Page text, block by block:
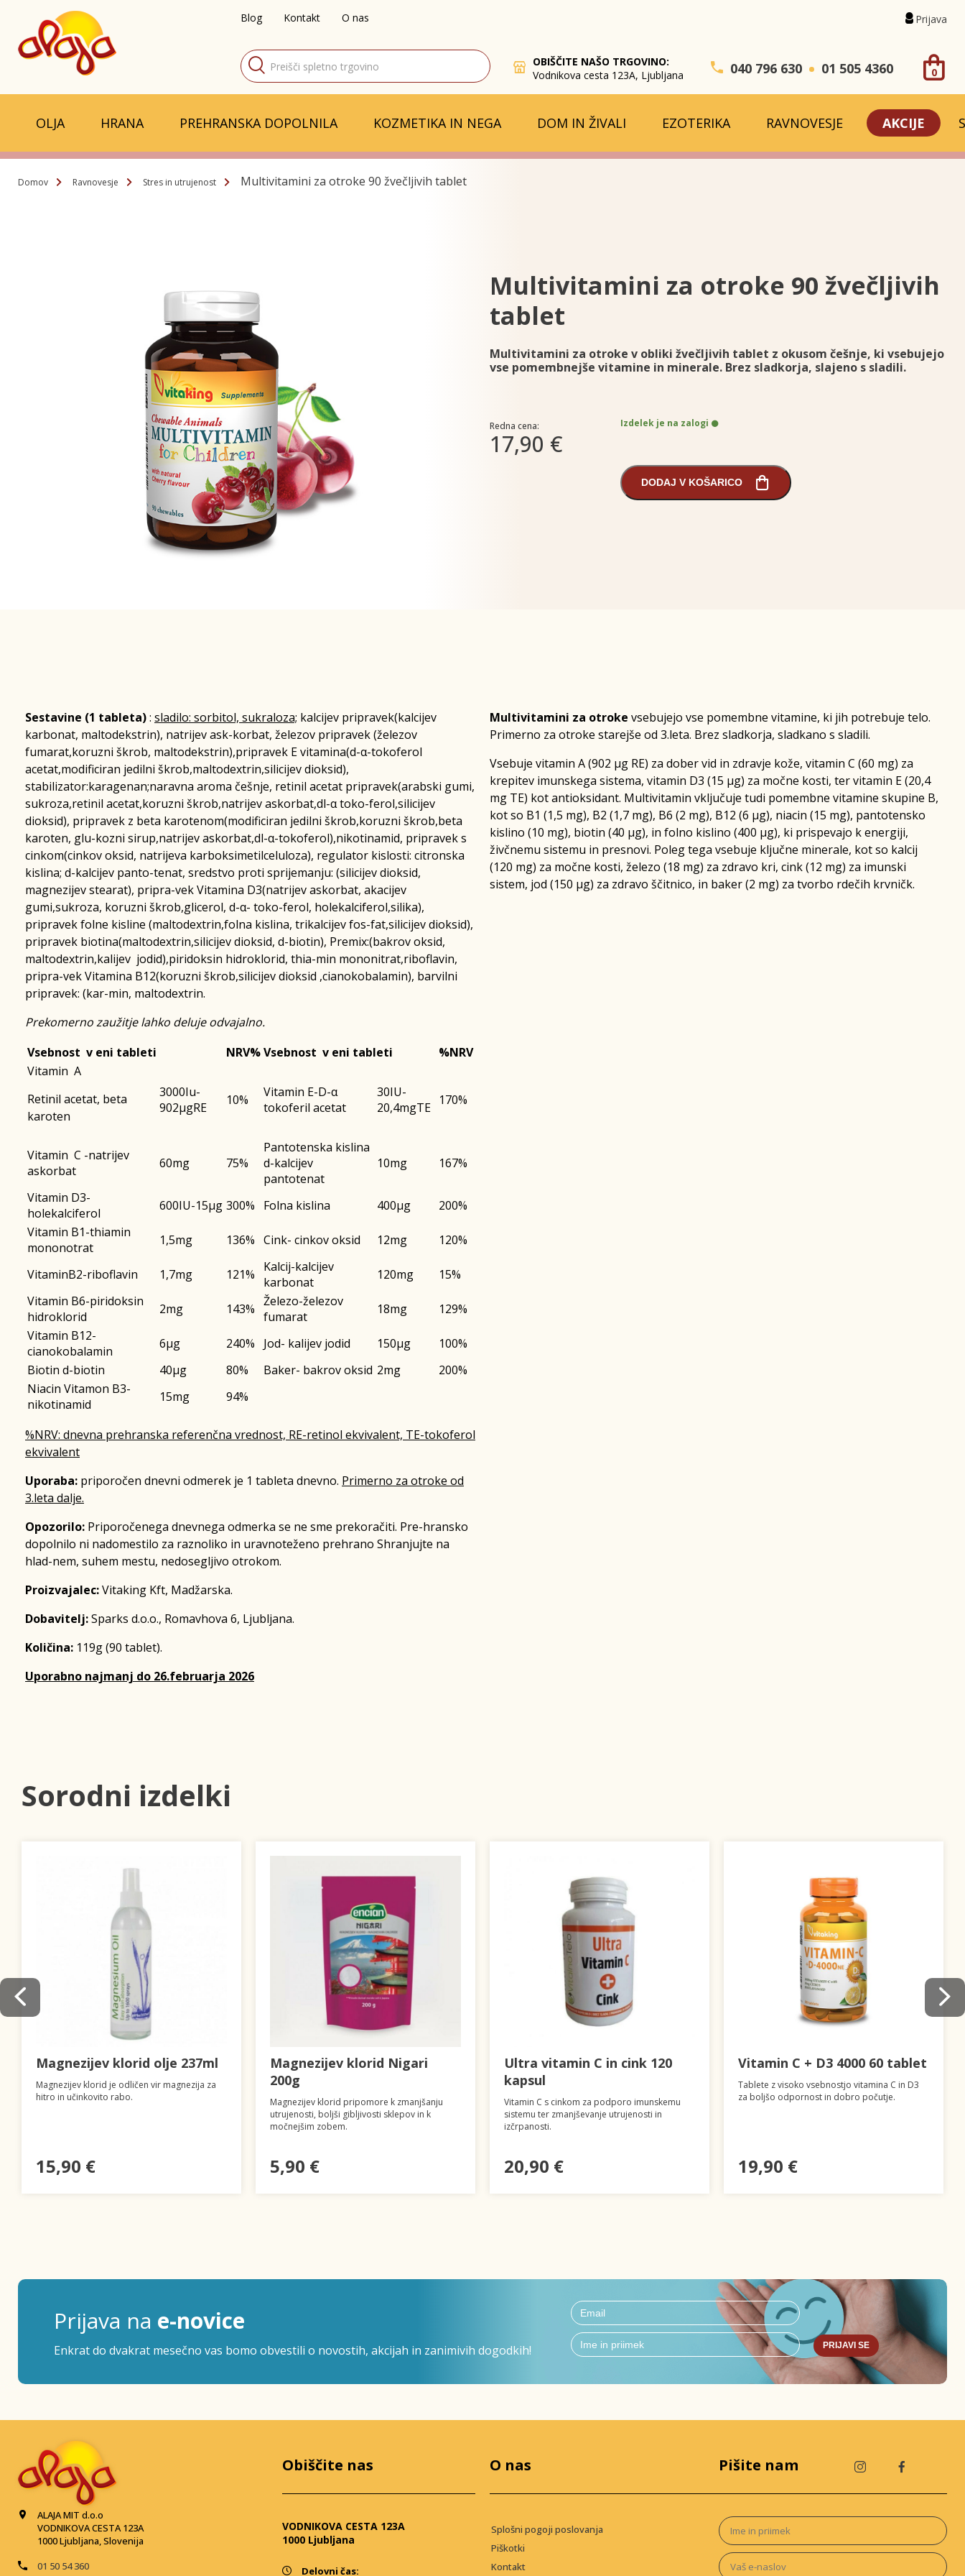
Blog Kontakt O nas
Products
search
OBIŠČITE NAŠO TRGOVINO:
Vodnikova cesta 123A, Ljubljana
040 796 630 01 505 4360 0
Prijava
OLJA HRANA PREHRANSKA DOPOLNILA KOZMETIKA IN NEGA DOM IN ŽIVALI EZOTERIKA RAVNOVESJE AKCIJE
Domov Ravnovesje Stres in utrujenost Multivitamini za otroke 90 žvečljivih tablet
Multivitamini za otroke 90 žvečljivih
tablet
Multivitamini za otroke v obliki žvečljivih tablet z okusom češnje, ki vsebujejo
vse pomembnejše vitamine in minerale. Brez sladkorja, slajeno s sladili.
Redna cena:
17,90 €
Izdelek je na zalogi
DODAJ V KOŠARICO
Sestavine (1 tableta): sladilo: sorbitol, sukraloza; kalcijev pripravek(kalcijev
karbonat, maltodekstrin), natrijev ask-korbat, železov pripravek (železov
fumarat,koruzni škrob, maltodekstrin),pripravek E vitamina(d-α-tokoferol
acetat,modificiran jedilni škrob,maltodextrin,silicijev dioksid),
stabilizator:karagenan;naravna aroma češnje, retinil acetat pripravek(arabski gumi,
sukroza,retinil acetat,koruzni škrob,natrijev askorbat,dl-α toko-ferol,silicijev
dioksid), pripravek z beta karotenom(modificiran jedilni škrob,koruzni škrob,beta
karoten, glu-kozni sirup,natrijev askorbat,dl-α-tokoferol),nikotinamid, pripravek s
cinkom(cinkov oksid, natrijeva karboksimetilceluloza), regulator kislosti: citronska
kislina; d-kalcijev panto-tenat, sredstvo proti sprijemanju: (silicijev dioksid,
magnezijev stearat), pripra-vek Vitamina D3(natrijev askorbat, akacijev
gumi,sukroza, koruzni škrob,glicerol, d-α- toko-ferol, holekalciferol,silika),
pripravek folne kisline (maltodextrin,folna kislina, trikalcijev fos-fat,silicijev dioksid),
pripravek biotina(maltodextrin,silicijev dioksid, d-biotin), Premix:(bakrov oksid,
maltodextrin,kalijev jodid),piridoksin hidroklorid, thia-min mononitrat,riboflavin,
pripra-vek Vitamina B12(koruzni škrob,silicijev dioksid ,cianokobalamin), barvilni
pripravek: (kar-min, maltodextrin.
Prekomerno zaužitje lahko deluje odvajalno.
Vsebnost v eni tableti
NRV%Vsebnost v eni tableti
%NRV
Vitamin A
Retinil acetat, beta
karoten
3000Iu-
902µgRE
10%
Vitamin E-D-α
tokoferil acetat
30IU-
20,4mgTE 170%
Vitamin C -natrijev
askorbat
60mg 75%
Pantotenska kislina
d-kalcijev
pantotenat
10mg 167%
Vitamin D3-
holekalciferol
600IU-15µg 300% Folna kislina 400µg
200%
Vitamin B1-thiamin
mononotrat
1,5mg 136% Cink- cinkov oksid 12mg 120%
VitaminB2-riboflavin 1,7mg 121%
Kalcij-kalcijev
karbonat
120mg
15%
Vitamin B6-piridoksin
hidroklorid
2mg 143% Železo-železov
fumarat
18mg
129%
Vitamin B12-
cianokobalamin
6µg 240% Jod- kalijev jodid 150µg
100%
Biotin d-biotin
40µg 80% Baker- bakrov oksid 2mg
200%
Niacin Vitamon B3-
nikotinamid
15mg 94%
%NRV: dnevna prehranska referenčna vrednost, RE-retinol ekvivalent, TE-tokoferol
ekvivalent
Uporaba: priporočen dnevni odmerek je 1 tableta dnevno. Primerno za otroke od
3.leta dalje.
Opozorilo: Priporočenega dnevnega odmerka se ne sme prekoračiti. Pre-hransko
dopolnilo ni nadomestilo za raznoliko in uravnoteženo prehrano Shranjujte na
hlad-nem, suhem mestu, nedosegljivo otrokom.
Proizvajalec:Vitaking Kft, Madžarska.
Dobavitelj:Sparks d.o.o., Romavhova 6, Ljubljana.
Količina: 119g (90 tablet).
Uporabno najmanj do 26.februarja 2026
Multivitamini za otroke vsebujejo vse pomembne vitamine, ki jih potrebuje telo.
Primerno za otroke starejše od 3.leta. Brez sladkorja, sladkano s sladili.
Vsebuje vitamin A (902 µg RE) za dober vid in zdravje kože, vitamin C (60 mg) za
krepitev imunskega sistema, vitamin D3 (15 µg) za močne kosti, ter vitamin E (20,4
mg TE) kot antioksidant. Multivitamin vključuje tudi pomembne vitamine skupine B,
kot so B1 (1,5 mg), B2 (1,7 mg), B6 (2 mg), B12 (6 µg), niacin (15 mg), pantotensko
kislino (10 mg), biotin (40 µg), in folno kislino (400 µg), ki prispevajo k energiji,
živčnemu sistemu in presnovi. Poleg tega vsebuje ključne minerale, kot so kalcij
(120 mg) za močne kosti, železo (18 mg) za zdravo kri, cink (12 mg) za imunski
sistem, jod (150 µg) za zdravo ščitnico, in baker (2 mg) za tvorbo rdečih krvničk.
Sorodni izdelki
Magnezijev klorid olje 237ml
Magnezijev klorid je odličen vir magnezija za
hitro in učinkovito rabo.
15,90 €
Magnezijev klorid Nigari
200g
Magnezijev klorid pripomore k zmanjšanju
utrujenosti, boljši gibljivosti sklepov in k
močnejšim zobem.
5,90 €
Ultra vitamin C in cink 120
kapsul
Vitamin C s cinkom za podporo imunskemu
sistemu ter zmanjševanje utrujenosti in
izčrpanosti.
20,90 €
Vitamin C + D3 4000 60 tablet
Tablete z visoko vsebnostjo vitamina C in D3
za boljšo odpornost in dobro počutje.
19,90 €
Prijava na e-novice
Enkrat do dvakrat mesečno vas bomo obvestili o novostih, akcijah in zanimivih dogodkih! PRIJAVI SE
ALAJA MIT d.o.o
VODNIKOVA CESTA 123A
1000 Ljubljana, Slovenija
01 50 54 360
Obiščite nas
VODNIKOVA CESTA 123A
1000 Ljubljana
Delovni čas:
O nas
Splošni pogoji poslovanja
Piškotki
Kontakt
Pišite nam